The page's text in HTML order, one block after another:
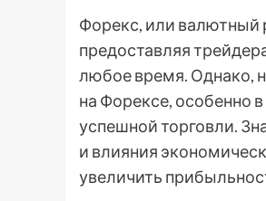
Форекс, или валютный
предоставляя
любое время. Однако,
на Форексе, особенно
успешной торговли.
и влияния
увеличить